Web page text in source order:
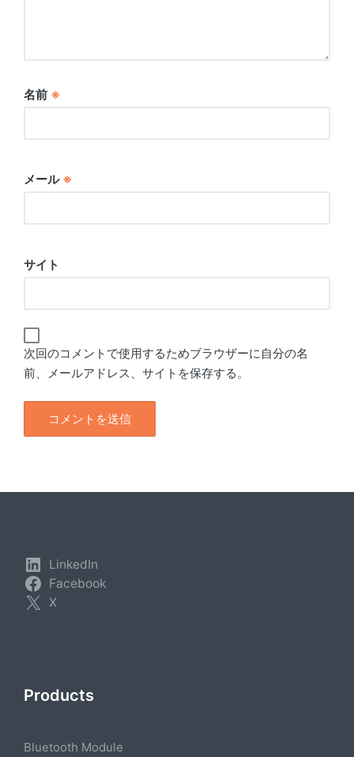
名前 ※
メール ※
サイト
次回のコメントで使用するためブラウザーに自分の名
前、メールアドレス、サイトを保存する。
LinkedIn
Facebook
X
Products
Bluetooth Module